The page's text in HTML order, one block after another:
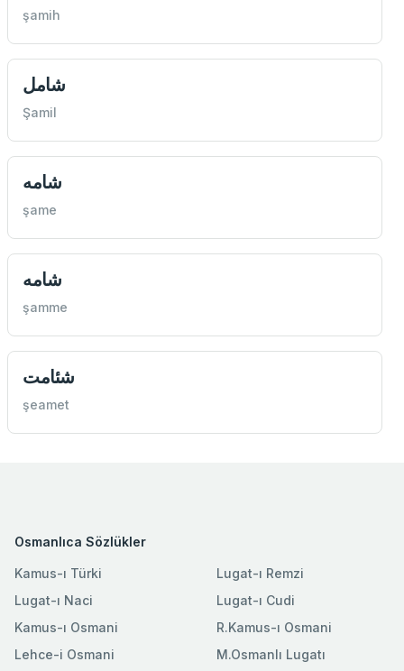
şamih
شامل
Şamil
شامه
şame
شامه
şamme
شئامت
şeamet
Osmanlıca Sözlükler
Kamus-ı Türki
Lugat-ı Naci
Kamus-ı Osmani
Lehce-i Osmani
Lugat-ı Remzi
Lugat-ı Cudi
R.Kamus-ı Osmani
M.Osmanlı Lugatı